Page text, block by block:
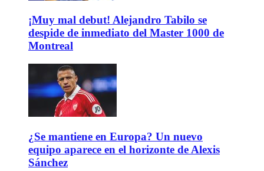
¡Muy mal debut! Alejandro Tabilo se
despide de inmediato del Master 1000 de
Montreal
¿Se mantiene en Europa? Un nuevo
equipo aparece en el horizonte de Alexis
Sánchez